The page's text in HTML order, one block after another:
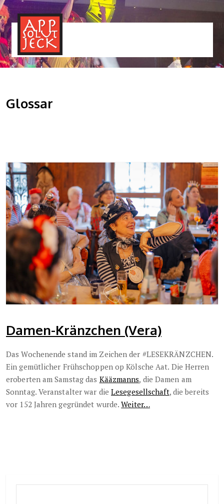
Glossar
Damen-Kränzchen (Vera)
Das Wochenende stand im Zeichen der #LESEKRÄNZCHEN.
Ein gemütlicher Frühschoppen op Kölsche Aat. Die Herren
eroberten am Samstag das Kääzmanns, die Damen am
Sonntag. Veranstalter war dieLesegesellschaft, die bereits
vor 152 Jahren gegründet wurde.Weiter…